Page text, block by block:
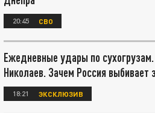
20:45 СВО
Ежедневные удары по
Николаев. Зачем Россия выбивает
18:21 ЭКСКЛЮЗИВ